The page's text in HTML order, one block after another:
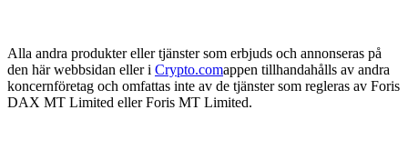
Alla andra produkter eller tjänster som erbjuds och annonseras på
den här webbsidan eller i Crypto.comappen tillhandahålls av andra
koncernföretag och omfattas inte av de tjänster som regleras av Foris
DAX MT Limited eller Foris MT Limited.